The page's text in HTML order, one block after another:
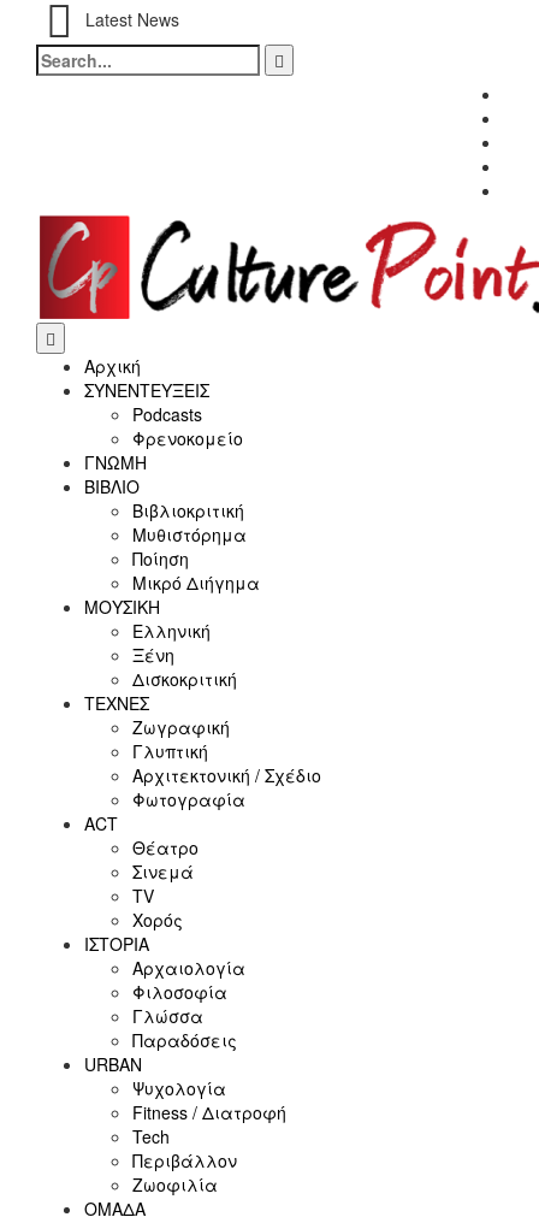
Latest News
Search
for:
Αρχική
ΣΥΝΕΝΤΕΥΞΕΙΣ
Podcasts
Φρενοκομείο
ΓΝΩΜΗ
ΒΙΒΛΙΟ
Βιβλιοκριτική
Μυθιστόρημα
Ποίηση
Μικρό Διήγημα
ΜΟΥΣΙΚΗ
Ελληνική
Ξένη
Δισκοκριτική
ΤΕΧΝΕΣ
Ζωγραφική
Γλυπτική
Αρχιτεκτονική / Σχέδιο
Φωτογραφία
ACT
Θέατρο
Σινεμά
ΤV
Χορός
ΙΣΤΟΡΙΑ
Αρχαιολογία
Φιλοσοφία
Γλώσσα
Παραδόσεις
URBAN
Ψυχολογία
Fitness / Διατροφή
Tech
Περιβάλλον
Ζωοφιλία
ΟΜΑΔΑ